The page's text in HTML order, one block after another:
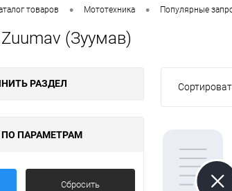
Садовая техника
Масла и тех. жидкости
Товары первой необходимости
товаров • Мототехника • Популярные
(Зуумав)
РАЗДЕЛ
ПАРАМЕТРАМ
Сбросить